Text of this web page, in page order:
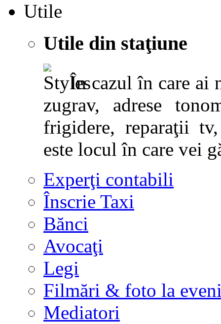
Utile
Utile din staţiune
În cazul în care ai
zugrav, adrese
frigidere, reparaţii
este locul în care vei
Experţi contabili
Înscrie Taxi
Bănci
Avocaţi
Legi
Filmări & foto la
Mediatori